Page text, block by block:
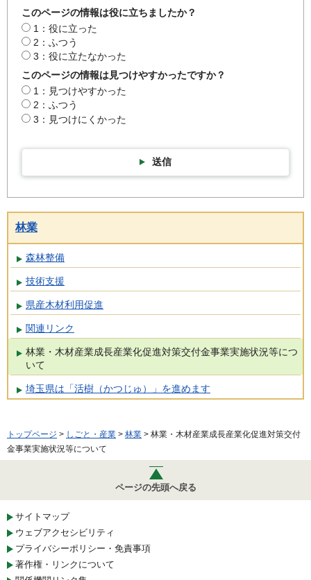
このページの情報は役に立ちましたか？
1：役に立った
2：ふつう
3：役に立たなかった
このページの情報は見つけやすかったですか？
1：見つけやすかった
2：ふつう
3：見つけにくかった
送信
林業
森林整備
技術支援
県産木材利用促進
関連リンク
林業・木材産業成長産業化促進対策交付金事業実施状況等につ
いて
埼玉県は「活樹（かつじゅ）」を進めます
トップページ > しごと・産業 > 林業 > 林業・木材産業成長産業化促進対策交付
金事業実施状況等について
ページの先頭へ戻る
サイトマップ
ウェブアクセシビリティ
プライバシーポリシー・免責事項
著作権・リンクについて